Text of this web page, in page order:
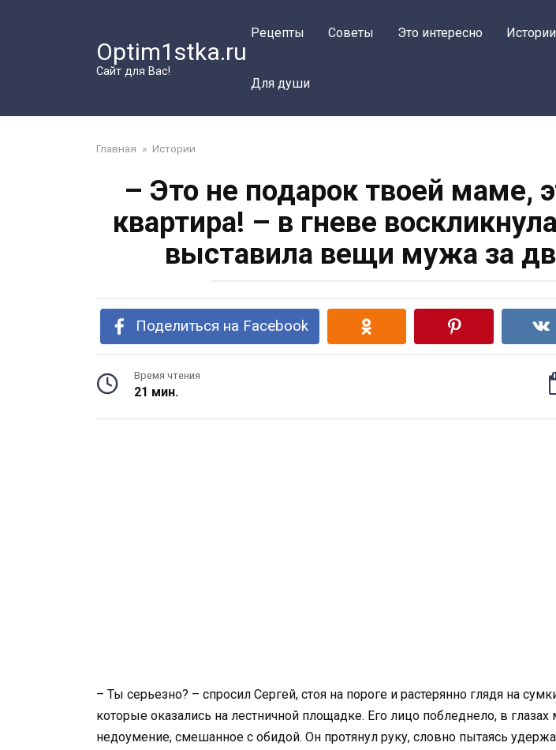
Optim1stka.ru
Сайт для Вас!
Рецепты Советы Это интересно Истории
Для души
Главная » Истории
– Это не подарок твоей маме,
квартира! – в гневе
выставила вещи мужа за
Поделиться на Facebook
Время чтения
21 мин.
– Ты серьезно? – спросил Сергей, стоя на пороге и растерянно глядя на
которые оказались на лестничной площадке. Его лицо побледнело, в глазах
недоумение, смешанное с обидой. Он протянул руку, словно пытаясь